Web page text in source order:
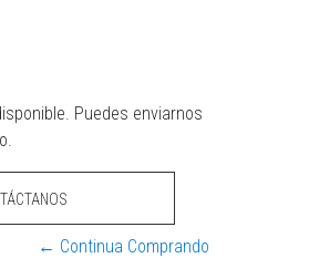
Puedes enviarnos
← Continua Comprando